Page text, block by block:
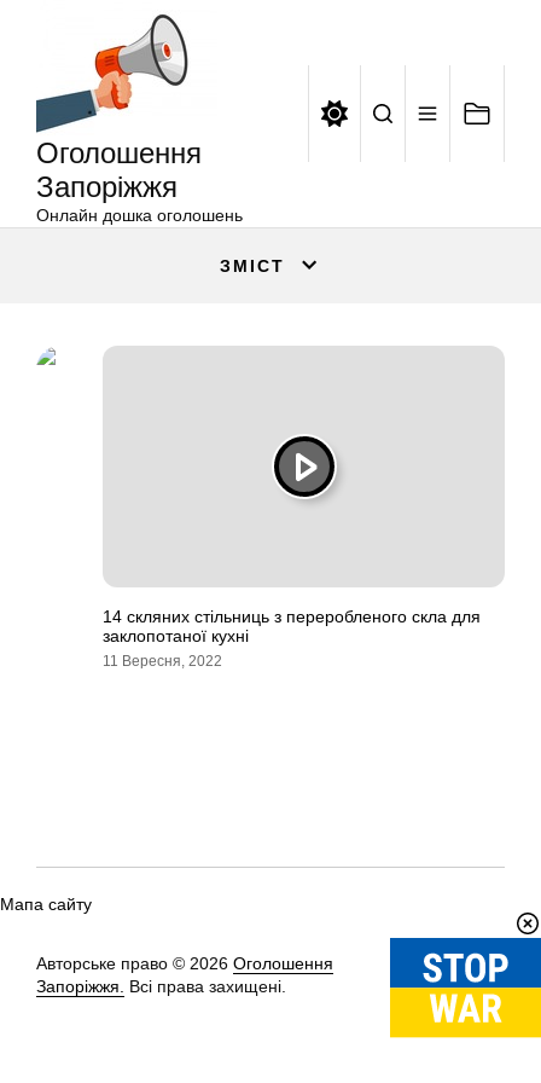
Оголошення
Запоріжжя
Онлайн дошка оголошень
ЗМІСТ
14 скляних стільниць з переробленого скла для
заклопотаної кухні
11 Вересня, 2022
Мапа сайту
Авторське право © 2026 Оголошення
Запоріжжя.
Всі права захищені.
Вгору↑